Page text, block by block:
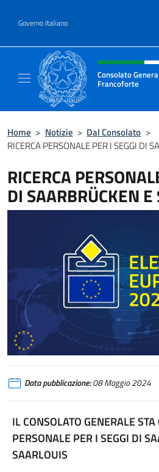
Governo Italiano
Intestazione sito,
Consolato
Francoforte
Home > Notizie > Dal Consolato >
RICERCA PERSONALE PER I SEGGI DI
RICERCA
DI SAARBRÜCKEN
Data pubblicazione:08 Maggio 2024
IL CONSOLATO GENERALE
PERSONALE PER I SEGGI DI
SAARLOUIS